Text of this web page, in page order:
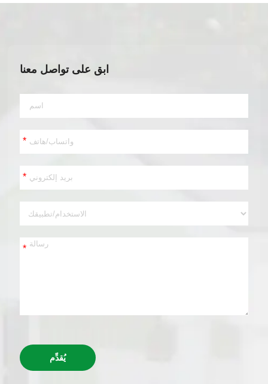
ابق على تواصل معنا
*
*
*
يُقدِّم